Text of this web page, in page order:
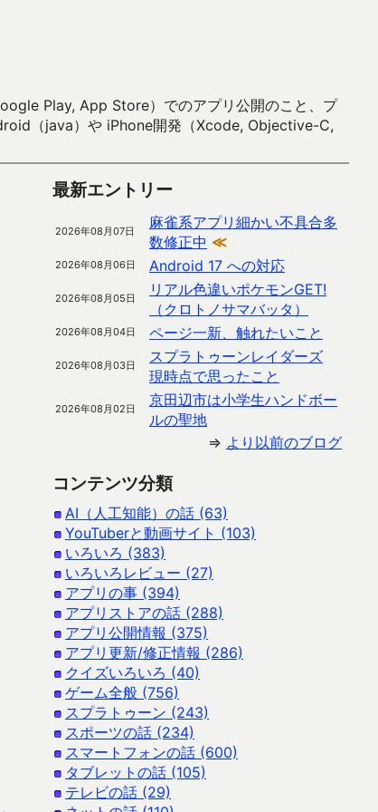
Play, App Store）でのアプリ公開のこと、プ
（java）や iPhone開発（Xcode, Objective-C,
最新エントリー
2026年08月07日
麻雀系アプリ細かい不具合多
数修正中 ≪
2026年08月06日 Android 17 への対応
2026年08月05日
リアル色違いポケモンGET!
（クロトノサマバッタ）
2026年08月04日 ページ一新、触れたいこと
2026年08月03日
スプラトゥーンレイダーズ
現時点で思ったこと
2026年08月02日
京田辺市は小学生ハンドボー
ルの聖地
⇒ より以前のブログ
コンテンツ分類
AI（人工知能）の話 (63)
YouTuberと動画サイト (103)
いろいろ (383)
いろいろレビュー (27)
アプリの事 (394)
アプリストアの話 (288)
アプリ公開情報 (375)
アプリ更新/修正情報 (286)
クイズいろいろ (40)
ゲーム全般 (756)
スプラトゥーン (243)
スポーツの話 (234)
スマートフォンの話 (600)
タブレットの話 (105)
テレビの話 (29)